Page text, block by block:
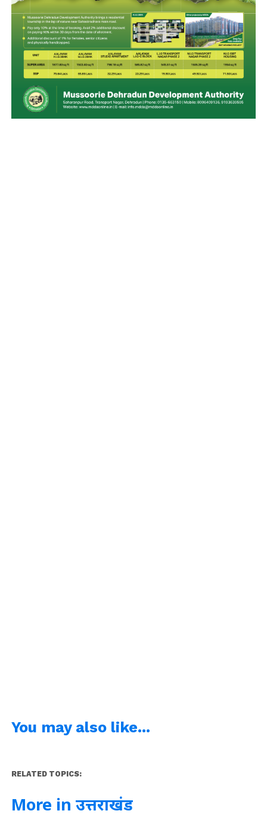
You may also like...
RELATED TOPICS:
More in उत्तराखंड